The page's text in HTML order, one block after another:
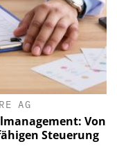
Von
Steuerung